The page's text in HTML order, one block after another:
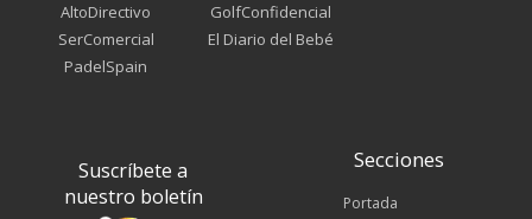
AltoDirectivo
SerComercial
PadelSpain
GolfConfidencial
El Diario del Bebé
Suscríbete a
nuestro boletín
Secciones
Portada